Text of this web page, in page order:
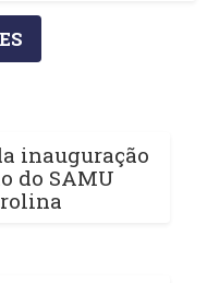
inauguração
do SAMU